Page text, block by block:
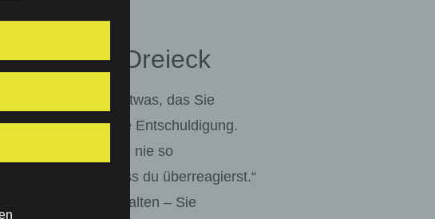
Dreieck
Es geht um etwas, das Sie
vielleicht eine Entschuldigung.
Ex hätte das nie so
findet, dass du überreagierst.“
gegen sein Verhalten – Sie